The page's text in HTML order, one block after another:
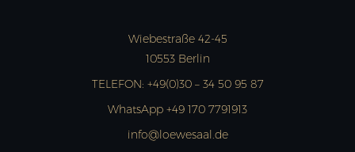
Wiebestraße 42-45
10553 Berlin
TELEFON: +49(0)30 – 34 50 95 87
WhatsApp +49 170 7791913
info@loewesaal.de